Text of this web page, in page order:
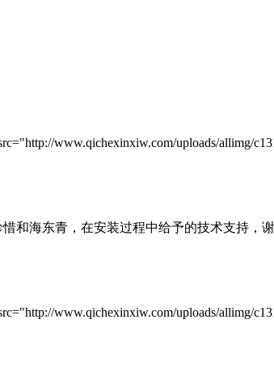
www.qichexinxiw.com/uploads/allimg/
和海东青，在安装过程中给予的技术支持，谢
www.qichexinxiw.com/uploads/allimg/